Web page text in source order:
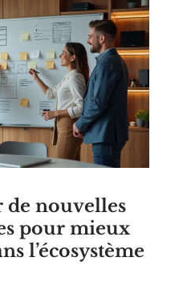
de nouvelles
pour mieux
l’écosystème